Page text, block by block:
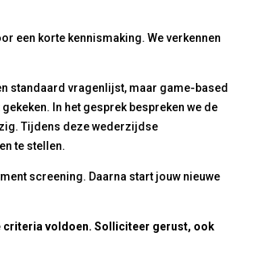
een korte kennismaking. We verkennen
standaard vragenlijst, maar game-based
In het gesprek bespreken we de
Tijdens deze wederzijdse
te stellen.
screening. Daarna start jouw nieuwe
criteria voldoen. Solliciteer gerust, ook